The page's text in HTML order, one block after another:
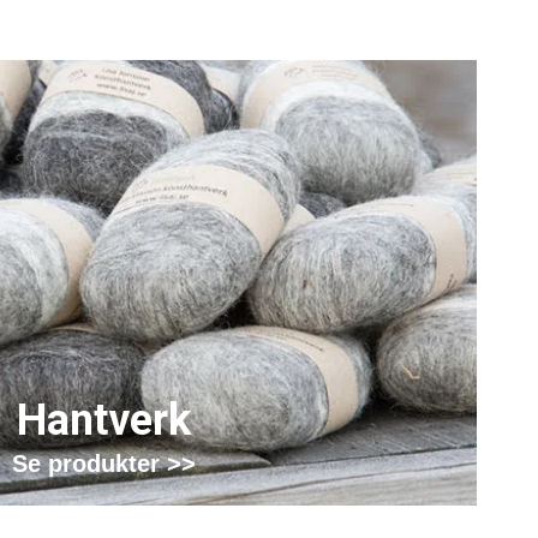
Hantverk
Se produkter >>